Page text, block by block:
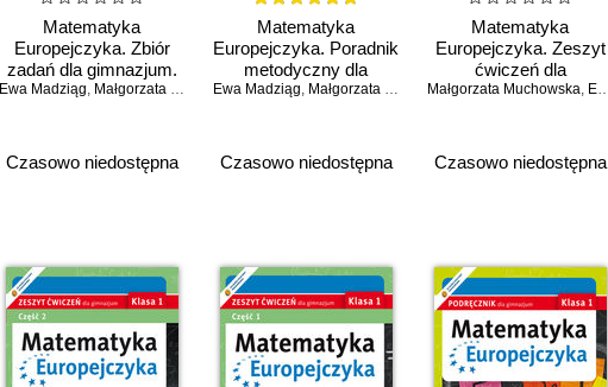
Matematyka
Europejczyka. Zbiór
zadań dla gimnazjum.
Klasa 2
Ewa Madziąg, Małgorzata Muchowska
Czasowo niedostępna
Matematyka
Europejczyka. Poradnik
metodyczny dla
nauczycieli matematyki
Ewa Madziąg, Małgorzata Muchowska
Czasowo niedostępna
Matematyka
Europejczyka. Zeszyt
ćwiczeń dla
gimnazjum. Klasa 2.
Małgorzata Muchowska, Ewa Madziąg
Czasowo niedostępna